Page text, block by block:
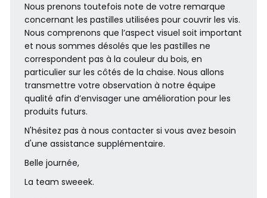
Nous prenons toutefois note de votre remarque
concernant les pastilles utilisées pour couvrir les vis.
Nous comprenons que l’aspect visuel soit important
et nous sommes désolés que les pastilles ne
correspondent pas à la couleur du bois, en
particulier sur les côtés de la chaise. Nous allons
transmettre votre observation à notre équipe
qualité afin d’envisager une amélioration pour les
produits futurs.
N'hésitez pas à nous contacter si vous avez besoin
d'une assistance supplémentaire.
Belle journée,
La team sweeek.